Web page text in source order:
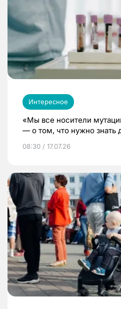
Интересное
«Мы все носители
— о том, что нужно знать
08:30 / 17.07.26